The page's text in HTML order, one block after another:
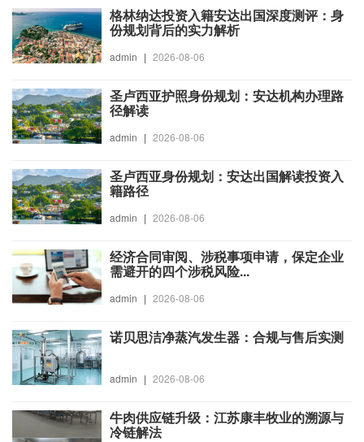
格林纳达投资入籍安达出国深度测评：身
份规划背后的实力解析
admin | 2026-08-06
圣卢西亚护照身份规划：安达机构办理路
径解读
admin | 2026-08-06
圣卢西亚身份规划：安达出国解读投资入
籍路径
admin | 2026-08-06
经济合同审阅、涉税事项申请，保定企业
需避开的四个涉税风险...
admin | 2026-08-06
诺贝思洁净蒸汽发生器：合规与售后实测
admin | 2026-08-06
牛肉供应链升级：江苏康丰牧业的溯源与
冷链解法